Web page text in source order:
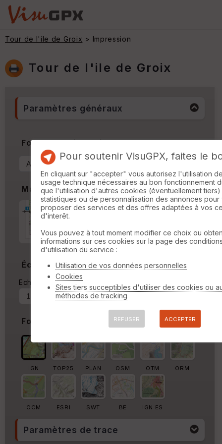
Tour de l'ile de Groix > Impression
Tour de l'ile de Groix
Paramètres généraux
Format & Orientation
Marges
Marge d'impression cm
Marge autour de la trace
%
Échelle
Echelle actuelle : 1/27950
Fond de carte
IGN TOP25 PLAN OSM OTM ORM
OCM ESRI SWT BE IGN ES
Paramètres de trace
Pour soutenir VisuGPX, faites le
En cliquant sur "accepter" vous autorisez l'utilisation
usage technique nécessaires au bon fonctionnement
que l'utilisation d'autres cookies (éventuellement
statistiques ou de personnalisation des annonces pour
proposer des services et des offres adaptées à vos
d'interêt.
Vous pouvez à tout moment modifier ce choix ou
informations sur ces cookies sur la page des
d'utilisation du service :
Utilisation de vos données personnelles
Cookies
Sites tiers succeptibles d'utiliser des cookies ou
méthodes de tracking
REFUSER ACCEPTER